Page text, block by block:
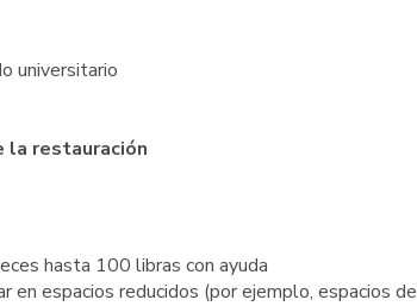
universitario
la restauración
hasta 100 libras con ayuda
en espacios reducidos (por ejemplo, espacios de